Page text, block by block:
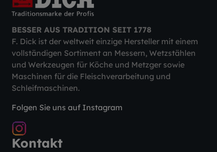
BESSER AUS TRADITION SEIT 1778
F. Dick ist der weltweit einzige Hersteller mit einem
vollständigen Sortiment an Messern, Wetzstählen
und Werkzeugen für Köche und Metzger sowie
Maschinen für die Fleischverarbeitung und
Schleifmaschinen.
Folgen Sie uns auf Instagram
Kontakt